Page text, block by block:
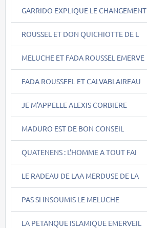
GARRIDO EXPLIQUE LE CHANGEMENT
ROUSSEL ET DON QUICHIOTTE DE L
MELUCHE ET FADA ROUSSEL EMERVE
FADA ROUSSEEL ET CALVABLAIREAU
JE M'APPELLE ALEXIS CORBIERE
MADURO EST DE BON CONSEIL
QUATENENS : L'HOMME A TOUT FAI
LE RADEAU DE LAA MERDUSE DE LA
PAS SI INSOUMIS LE MELUCHE
LA PETANQUE ISLAMIQUE EMERVEIL